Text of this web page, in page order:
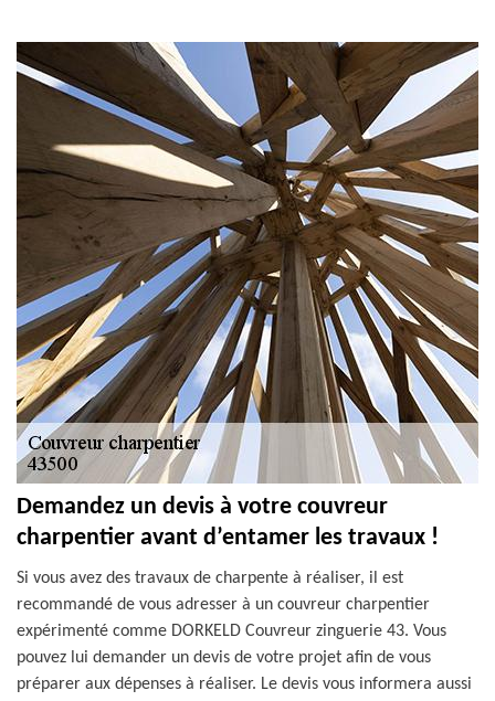
Demandez un devis à votre couvreur
charpentier avant d’entamer les travaux !
Si vous avez des travaux de charpente à réaliser, il est
recommandé de vous adresser à un couvreur charpentier
expérimenté comme DORKELD Couvreur zinguerie 43. Vous
pouvez lui demander un devis de votre projet afin de vous
préparer aux dépenses à réaliser. Le devis vous informera aussi